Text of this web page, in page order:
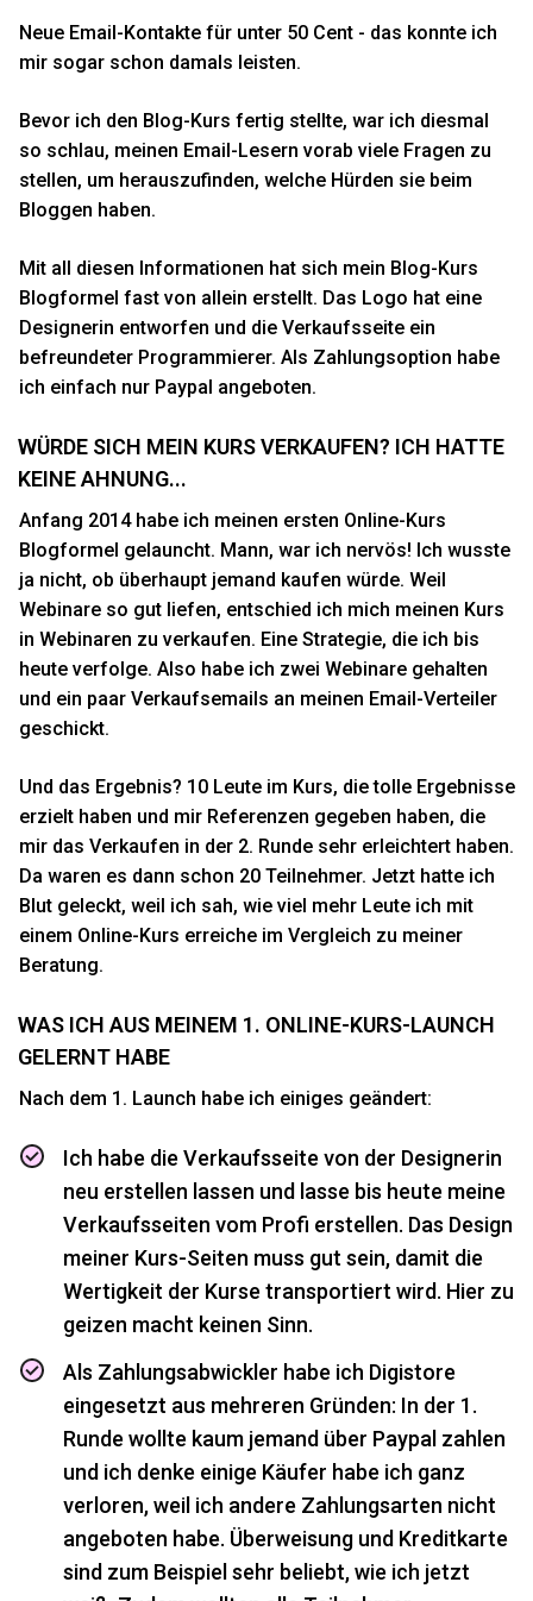
Neue Email-Kontakte für unter 50 Cent - das konnte ich
mir sogar schon damals leisten.
Bevor ich den Blog-Kurs fertig stellte, war ich diesmal
so schlau, meinen Email-Lesern vorab viele Fragen zu
stellen, um herauszufinden, welche Hürden sie beim
Bloggen haben.
Mit all diesen Informationen hat sich mein Blog-Kurs
Blogformel fast von allein erstellt. Das Logo hat eine
Designerin entworfen und die Verkaufsseite ein
befreundeter Programmierer. Als Zahlungsoption habe
ich einfach nur Paypal angeboten.
WÜRDE SICH MEIN KURS VERKAUFEN? ICH HATTE
KEINE AHNUNG...
Anfang 2014 habe ich meinen ersten Online-Kurs
Blogformel gelauncht. Mann, war ich nervös! Ich wusste
ja nicht, ob überhaupt jemand kaufen würde. Weil
Webinare so gut liefen, entschied ich mich meinen Kurs
in Webinaren zu verkaufen. Eine Strategie, die ich bis
heute verfolge. Also habe ich zwei Webinare gehalten
und ein paar Verkaufsemails an meinen Email-Verteiler
geschickt.
Und das Ergebnis? 10 Leute im Kurs, die tolle Ergebnisse
erzielt haben und mir Referenzen gegeben haben, die
mir das Verkaufen in der 2. Runde sehr erleichtert haben.
Da waren es dann schon 20 Teilnehmer. Jetzt hatte ich
Blut geleckt, weil ich sah, wie viel mehr Leute ich mit
einem Online-Kurs erreiche im Vergleich zu meiner
Beratung.
WAS ICH AUS MEINEM 1. ONLINE-KURS-LAUNCH
GELERNT HABE
Nach dem 1. Launch habe ich einiges geändert:
Ich habe die Verkaufsseite von der Designerin
neu erstellen lassen und lasse bis heute meine
Verkaufsseiten vom Profi erstellen. Das Design
meiner Kurs-Seiten muss gut sein, damit die
Wertigkeit der Kurse transportiert wird. Hier zu
geizen macht keinen Sinn.
Als Zahlungsabwickler habe ich Digistore
eingesetzt aus mehreren Gründen: In der 1.
Runde wollte kaum jemand über Paypal zahlen
und ich denke einige Käufer habe ich ganz
verloren, weil ich andere Zahlungsarten nicht
angeboten habe. Überweisung und Kreditkarte
sind zum Beispiel sehr beliebt, wie ich jetzt